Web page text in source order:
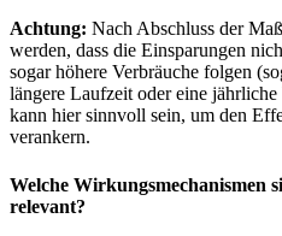
Achtung: Nach Abschluss der
werden, dass die Einsparungen
sogar höhere Verbräuche folgen
längere Laufzeit oder eine
kann hier sinnvoll sein, um den
verankern.
Welche Wirkungsmechanismen
relevant?